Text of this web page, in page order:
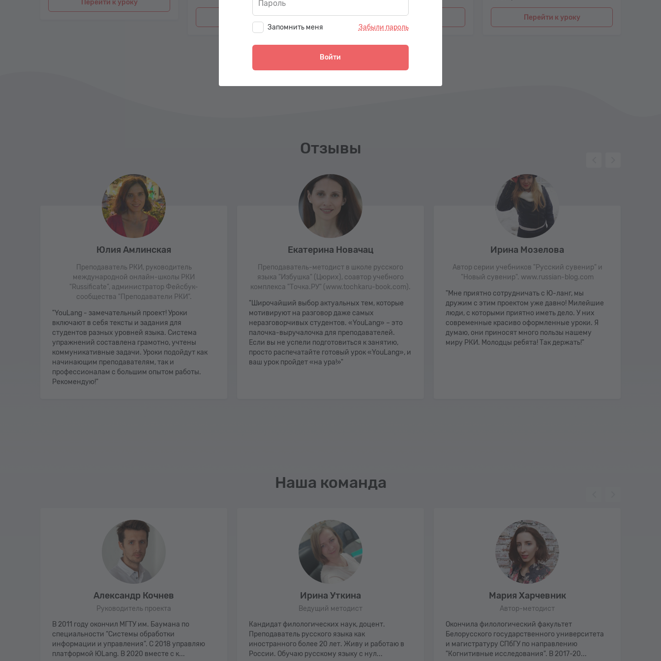
Перейти к уроку
Перейти к уроку Перейти к уроку Перейти к уроку
Отзывы
Юлия Амлинская
Преподаватель РКИ, руководитель
международной онлайн-школы РКИ
"Russificate", администратор Фейсбук-
сообщества "Преподаватели РКИ".
"YouLang - замечательный проект! Уроки
включают в себя тексты и задания для
студентов разных уровней языка. Система
упражнений составлена грамотно, учтены
коммуникативные задачи. Уроки подойдут как
начинающим преподавателям, так и
профессионалам с большим опытом работы.
Рекомендую!"
Екатерина Новачац
Преподаватель-методист в школе русского
языка "Избушка" (Цюрих), соавтор учебного
комплекса "Точка.РУ" (www.tochkaru-book.com).
"Широчайший выбор актуальных тем, которые
мотивируют на разговор даже самых
неразговорчивых студентов. «YouLang» – это
палочка-выручалочка для преподавателей.
Если вы не успели подготовиться к занятию,
просто распечатайте готовый урок «YouLang», и
ваш урок пройдет «на ура!»"
Ирина Мозелова
Автор серии учебников "Русский сувенир" и
"Новый сувенир". www.russian-blog.com
"Мне приятно сотрудничать с Ю-ланг, мы
дружим с этим проектом уже давно! Милейшие
люди, с которыми приятно иметь дело. У них
современные красиво оформленные уроки. Я
думаю, они приносят много пользы нашему
миру РКИ. Молодцы ребята! Так держать!"
Наша команда
Александр Кочнев
Руководитель проекта
В 2011 году окончил МГТУ им. Баумана по
специальности “Системы обработки
информации и управления”. С 2018 управляю
платформой ЮLang. В 2020 вместе с к...
Ирина Уткина
Ведущий методист
Кандидат филологических наук, доцент.
Преподаватель русского языка как
иностранного более 20 лет. Живу и работаю в
России. Обучаю русскому языку с нул...
Мария Харчевник
Автор-методист
Окончила филологический факультет
Белорусского государственного университета
и магистратуру СПбГУ по направлению
"Когнитивные исследования". В 2017-20...
Пароль
Запомнить меня Забыли пароль
Войти